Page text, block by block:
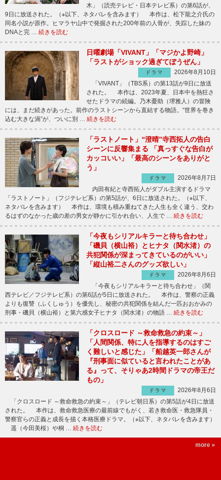
木」（読売テレビ・日本テレビ系）の第6話が、
9日に放送された。（※以下、ネタバレを含みます） 本作は、松下龍之介氏の
同名小説が原作。ヒマラヤ山中で発掘された200年前の人骨が、失踪した妹の
DNAと完 … 続きを読む
日曜劇場「VIVANT」「マジかよ野崎」
「ラストがショック過ぎてぼうぜん」
ドラマ
2026年8月10日
「VIVANT」（TBS系）の第13話が9日に放送
された。 本作は、2023年夏、日本中を熱狂さ
せたドラマの続編。乃木憂助（堺雅人）の冒険
には、まだ続きがあった。前作のラストシーンから直結する物語。“世界を巻き
込む大きな渦”が、ついに別 … 続きを読む
「ラストノート」“澄晴”寺西拓人の告白
シーンに反響集まる 「真っすぐな告白が
カッコいい」「最高のシーンをありがと
う」
ドラマ
2026年8月7日
内田有紀と寺西拓人がダブル主演するドラマ
「ラストノート」（フジテレビ系）の第5話が、6日に放送された。（※以下、
ネタバレを含みます） 本作は、環境も積み重ねてきた人生も全く違う、交わ
るはずのなかった歳の差の男女が静かに引かれ合い、人生で … 続きを読む
「今夜もシリアルキラーと待ち合わせ」
「磯貝（横山裕）とヒナタ（関水渚）の
共犯関係が深まってきているのがいい」
「縦山裕二さんのグッズ欲しい」
ドラマ
2026年8月6日
「今夜もシリアルキラーと待ち合わせ」（関
西テレビ／フジテレビ系）の第6話が5日に放送された。 本作は、警察の正義
よりも復讐（ふくしゅう）を優先し、秘密の共犯関係を結んだ一匹おおかみの
刑事・磯貝（横山裕）と第六感女子ヒナタ（関水渚）の物語 … 続きを読む
「クロスロード ～救命救急の約束～」
「人間関係、特に人を指導するのはすご
く難しいと感じた」「船越英一郎さんが
『刑事面に似ていると言われたことがあ
る』って、そりゃあ2時間ドラマの帝王だ
もの」
ドラマ
2026年8月6日
「クロスロード ～救命救急の約束～」（テレビ朝日系）の第5話が4日に放送
された。 本作は、救命救急医療の最前線でもがく、若き救命医・救急隊員・
警察官らの正義と成長を描く本格医療ドラマ。（※以下、ネタバレを含みます）
遥（今田美桜）や桐 … 続きを読む
more »